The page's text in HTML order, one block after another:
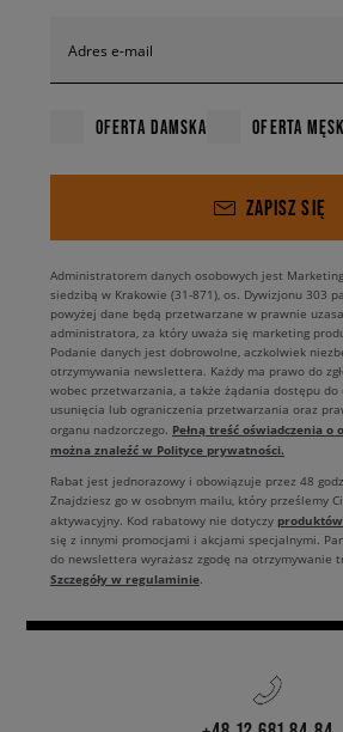
Adres e-mail
OFERTA DAMSKA OFERTA
ZAPISZ SIĘ
Administratorem danych osobowych jest
siedzibą w Krakowie (31-871), os. Dywizjonu 303
powyżej dane będą przetwarzane w prawnie
administratora, za który uważa się marketing
Podanie danych jest dobrowolne, aczkolwiek
otrzymywania newslettera. Każdy ma prawo do
wobec przetwarzania, a także żądania dostępu do
usunięcia lub ograniczenia przetwarzania oraz
organu nadzorczego. Pełną treść oświadczenia
można znaleźć w Polityce prywatności.
Rabat jest jednorazowy i obowiązuje przez 48
Znajdziesz go w osobnym mailu, który prześlemy
aktywacyjny. Kod rabatowy nie dotyczy
się z innymi promocjami i akcjami specjalnymi.
do newslettera wyrażasz zgodę na otrzymywanie
Szczegóły w regulaminie.